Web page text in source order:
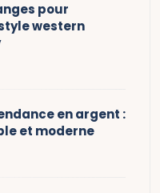
pour
western
en argent :
et moderne